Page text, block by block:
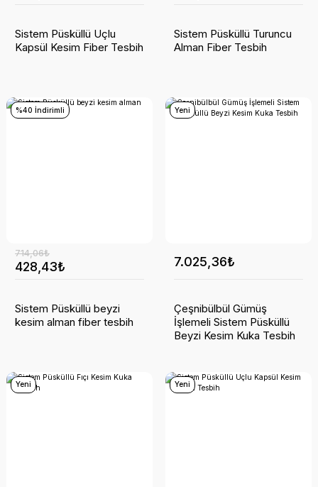
Sistem Püsküllü Uçlu
Kapsül Kesim Fiber Tesbih
Sistem Püsküllü Turuncu
Alman Fiber Tesbih
%40 İndirimli
428,43₺
714,06₺
Sistem Püsküllü beyzi
kesim alman fiber tesbih
Yeni
7.025,36₺
Çeşnibülbül Gümüş
İşlemeli Sistem Püsküllü
Beyzi Kesim Kuka Tesbih
Yeni Yeni